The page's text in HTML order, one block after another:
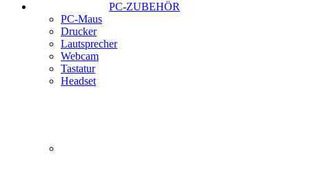
PC-ZUBEHÖR
PC-Maus
Drucker
Lautsprecher
Webcam
Tastatur
Headset